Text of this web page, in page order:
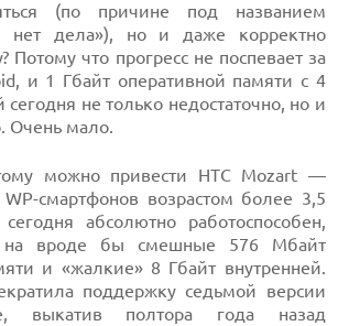
(по причине под названием
нет дела»), но и даже корректно
Потому что прогресс не поспевает за
и 1 Гбайт оперативной памяти с 4
сегодня не только недостаточно, но и
Очень мало.
можно привести HTC Mozart —
смартфонов возрастом более 3,5
абсолютно работоспособен,
на вроде бы смешные 576 Мбайт
и «жалкие» 8 Гбайт внутренней.
поддержку седьмой версии
выкатив полтора года назад